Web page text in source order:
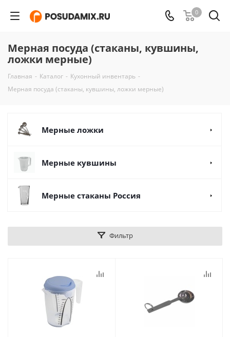
0
Мерная посуда (стаканы, кувшины,
ложки мерные)
Главная - Каталог - Кухонный инвентарь -
Мерная посуда (стаканы, кувшины, ложки мерные)
Мерные ложки
Мерные кувшины
Мерные стаканы Россия
Фильтр